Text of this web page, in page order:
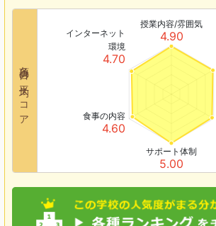
各項目の平均スコア
授業内容/雰囲気
4.90
サポート体制
5.00
食事の内容
4.60
インターネット
環境
4.70